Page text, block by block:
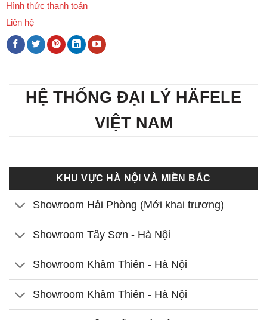
Hình thức thanh toán
Liên hệ
HỆ THỐNG ĐẠI LÝ HÄFELE
VIỆT NAM
KHU VỰC HÀ NỘI VÀ MIỀN BẮC
Showroom Hải Phòng (Mới khai trương)
Showroom Tây Sơn - Hà Nội
Showroom Khâm Thiên - Hà Nội
Showroom Khâm Thiên - Hà Nội